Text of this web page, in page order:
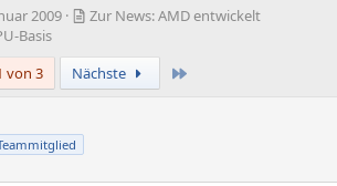
2009
Zur News: AMD entwickelt
Basis
von 3
Nächste